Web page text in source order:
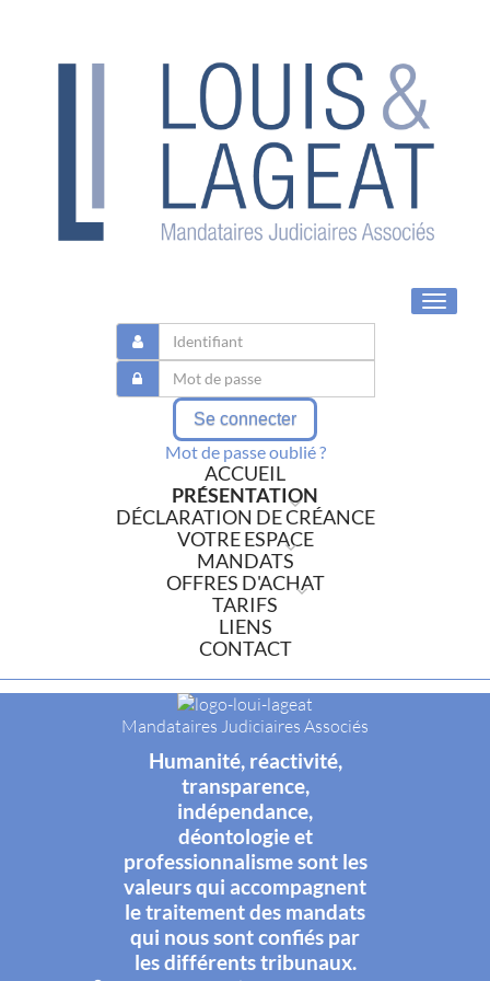
Toggle
Se connecter
Mot de passe oublié ?
ACCUEIL
PRÉSENTATION
DÉCLARATION DE CRÉANCE
VOTRE ESPACE
MANDATS
OFFRES D'ACHAT
TARIFS
LIENS
CONTACT
Mandataires Judiciaires Associés
Humanité, réactivité,
transparence,
indépendance,
déontologie et
professionnalisme sont les
valeurs qui accompagnent
le traitement des mandats
qui nous sont confiés par
les différents tribunaux.